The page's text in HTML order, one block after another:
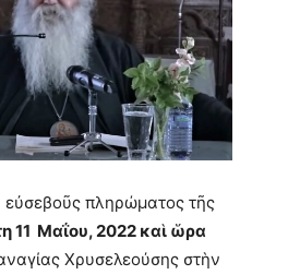
εὐσεβοῦς πληρώματος τῆς
11 Μαΐου, 2022 καὶ ὥρα
Χρυσελεούσης στὴν